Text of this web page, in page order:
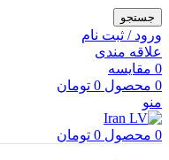
جستجو
ورود / ثبت نام
علاقه مندی
0 مقایسه
0 محصول 0 تومان
منو
0 محصول 0 تومان